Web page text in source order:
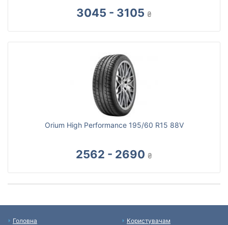
3045 - 3105 ₴
Orium High Performance 195/60 R15 88V
2562 - 2690 ₴
Головна
Користувачам